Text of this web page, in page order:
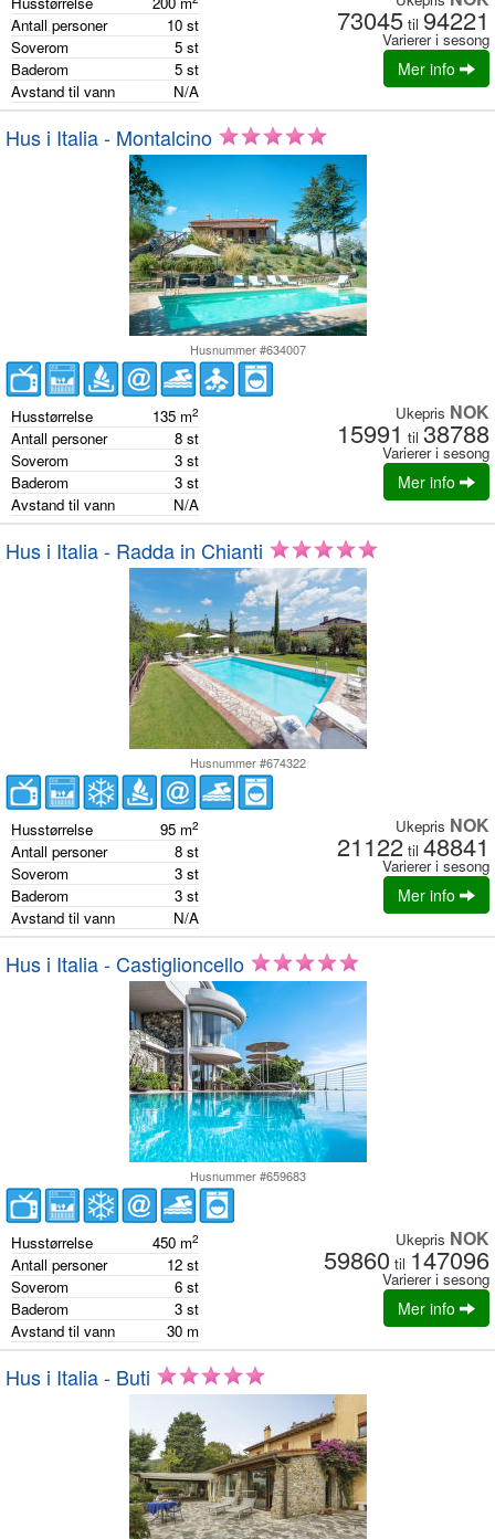
Antall personer 10 st
Soverom
5 st
Baderom
5 st
Avstand til vann
N/A
73045 til 94221
Varierer i sesong
Mer info
Hus i Italia - Montalcino
Husnummer #634007
Husstørrelse 135 m2
Antall personer 8 st
Soverom
3 st
Baderom
3 st
Avstand til vann
N/A
Ukepris NOK
15991 til 38788
Varierer i sesong
Mer info
Hus i Italia - Radda in Chianti
Husnummer #674322
Husstørrelse 95 m2
Antall personer 8 st
Soverom
3 st
Baderom
3 st
Avstand til vann
N/A
Ukepris NOK
21122 til 48841
Varierer i sesong
Mer info
Hus i Italia - Castiglioncello
Husnummer #659683
Husstørrelse 450 m2
Antall personer 12 st
Soverom
6 st
Baderom
3 st
Avstand til vann
30 m
Ukepris NOK
59860 til 147096
Varierer i sesong
Mer info
Hus i Italia - Buti